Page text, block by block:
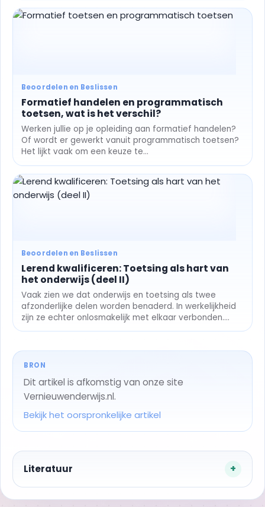
Beoordelen en Beslissen
Formatief handelen en programmatisch
toetsen, wat is het verschil?
Werken jullie op je opleiding aan formatief handelen?
Of wordt er gewerkt vanuit programmatisch toetsen?
Het lijkt vaak om een keuze te...
Beoordelen en Beslissen
Lerend kwalificeren: Toetsing als hart van
het onderwijs (deel II)
Vaak zien we dat onderwijs en toetsing als twee
afzonderlijke delen worden benaderd. In werkelijkheid
zijn ze echter onlosmakelijk met elkaar verbonden....
BRON
Dit artikel is afkomstig van onze site
Vernieuwenderwijs.nl.
Bekijk het oorspronkelijke artikel
Literatuur